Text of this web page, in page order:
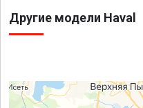
Другие модели Haval